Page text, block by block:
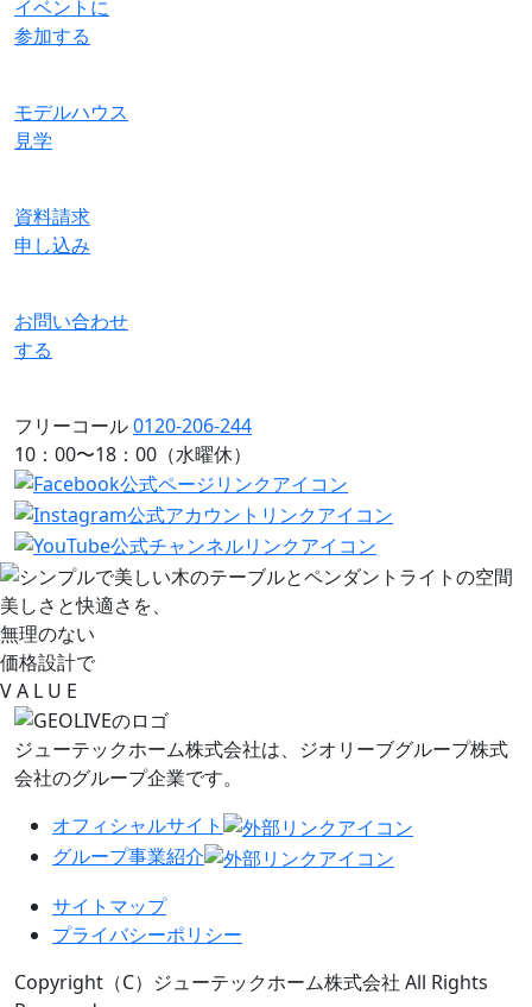
イベントに
参加する
モデルハウス
見学
資料請求
申し込み
お問い合わせ
する
フリーコール0120-206-244
10：00〜18：00（水曜休）
美しさと快適さを、
無理のない
価格設計で
VA L U E
ジューテックホーム株式会社は、 ジオリーブグループ株式
会社のグループ企業です。
オフィシャルサイト
グループ事業紹介
サイトマップ
プライバシーポリシー
Copyright（C）ジューテックホーム株式会社 All Rights